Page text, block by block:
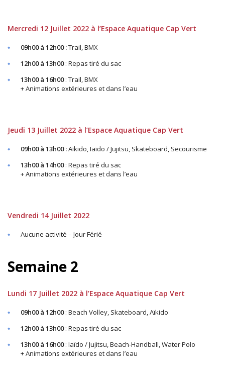
Mercredi 12 Juillet 2022 à l’Espace Aquatique Cap Vert
09h00 à 12h00 :Trail, BMX
12h00 à 13h00: Repas tiré du sac
13h00 à 16h00: Trail, BMX
+ Animations extérieures et dans l’eau
Jeudi 13 Juillet 2022 à l’Espace Aquatique Cap Vert
09h00 à 13h00 :Aïkido, Iaïdo / Jujitsu, Skateboard, Secourisme
13h00 à 14h00: Repas tiré du sac
+ Animations extérieures et dans l’eau
Vendredi 14 Juillet 2022
Aucune activité – Jour Férié
Semaine 2
Lundi 17 Juillet 2022 à l’Espace Aquatique Cap Vert
09h00 à 12h00: Beach Volley, Skateboard, Aïkido
12h00 à 13h00: Repas tiré du sac
13h00 à 16h00: Iaïdo / Jujitsu, Beach-Handball, Water Polo
+ Animations extérieures et dans l’eau